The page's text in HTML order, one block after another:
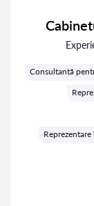
Consultanță